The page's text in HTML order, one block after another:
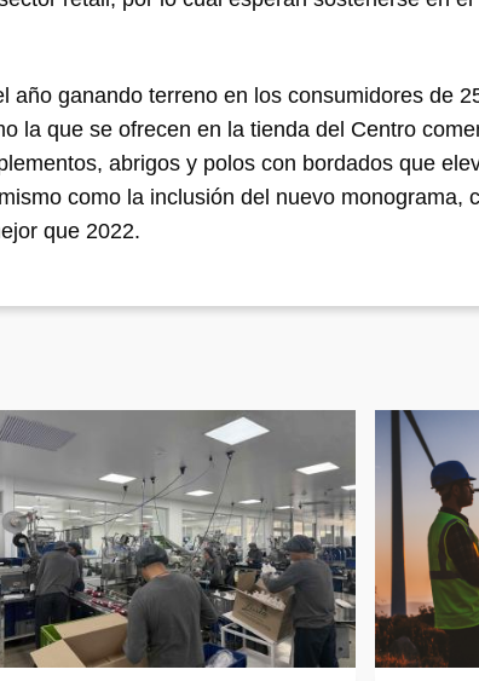
año ganando terreno en los consumidores de
la que se ofrecen en la tienda del Centro
abrigos y polos con bordados que
como la inclusión del nuevo monograma,
que 2022.